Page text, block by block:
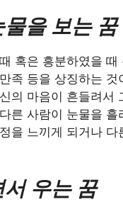
을 보는 꿈
혹은 흥분하였을
족 등을 상징하는
의 마음이 흔들려
른 사람이 눈물을
을 느끼게 되거나
우는 꿈